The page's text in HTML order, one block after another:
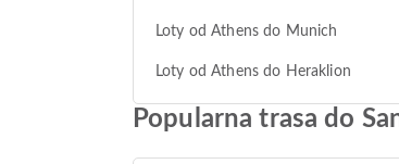
Loty od Athens do Munich
Loty od Athens do Heraklion
Popularna trasa do